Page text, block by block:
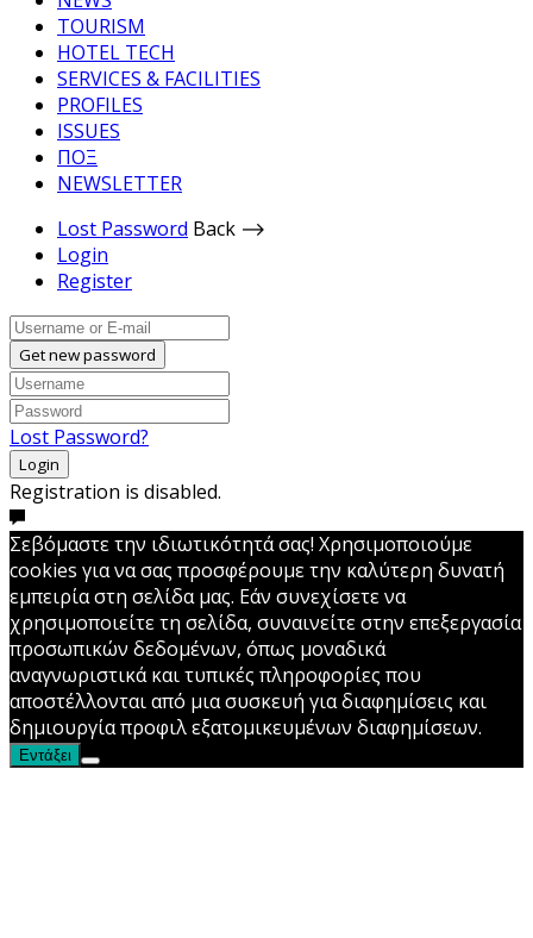
TOURISM
HOTEL TECH
SERVICES & FACILITIES
PROFILES
ISSUES
ΠΟΞ
NEWSLETTER
Lost Password Back ⟶
Login
Register
Get new password
Lost Password?
Login
Registration is disabled.
Σεβόμαστε την ιδιωτικότητά σας! Χρησιμοποιούμε
cookies για να σας προσφέρουμε την καλύτερη δυνατή
εμπειρία στη σελίδα μας. Εάν συνεχίσετε να
χρησιμοποιείτε τη σελίδα, συναινείτε στην επεξεργασία
προσωπικών δεδομένων, όπως μοναδικά
αναγνωριστικά και τυπικές πληροφορίες που
αποστέλλονται από μια συσκευή για διαφημίσεις και
δημιουργία προφιλ εξατομικευμένων διαφημίσεων.
Εντάξει